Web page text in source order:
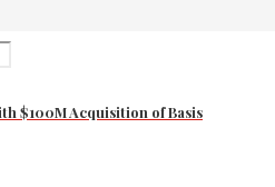
$100M Acquisition of Basis